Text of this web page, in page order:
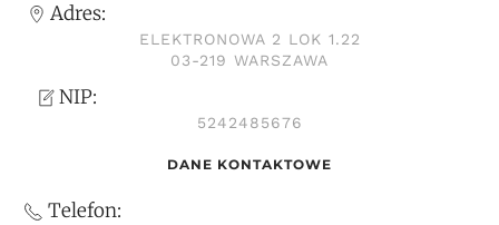
Adres:
ELEKTRONOWA 2 LOK 1.22
03-219 WARSZAWA
NIP:
5242485676
DANE KONTAKTOWE
Telefon: